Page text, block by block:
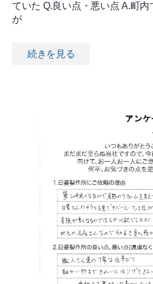
ていた Q.良い点・悪い点 A.町
が
続きを見る